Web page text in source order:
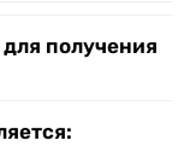
получения